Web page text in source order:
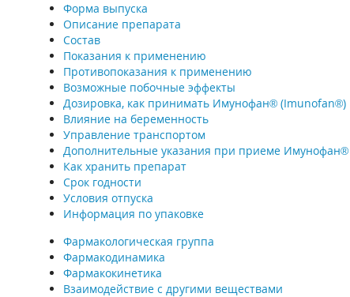
Форма выпуска
Описание препарата
Состав
Показания к применению
Противопоказания к применению
Возможные побочные эффекты
Дозировка, как принимать Имунофан® (Imunofan®)
Влияние на беременность
Управление транспортом
Дополнительные указания при приеме Имунофан®
Как хранить препарат
Срок годности
Условия отпуска
Информация по упаковке
Фармакологическая группа
Фармакодинамика
Фармакокинетика
Взаимодействие с другими веществами